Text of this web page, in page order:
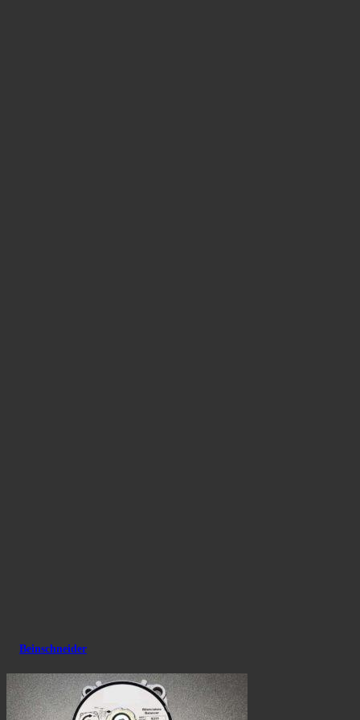
Beinschneider